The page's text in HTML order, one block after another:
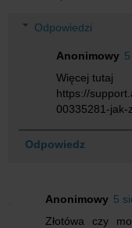
Odpowiedzi
Anonimowy
Więcej tutaj
https://
00335281-jak-
Odpowiedz
Anonimowy 5
Złotówa czy